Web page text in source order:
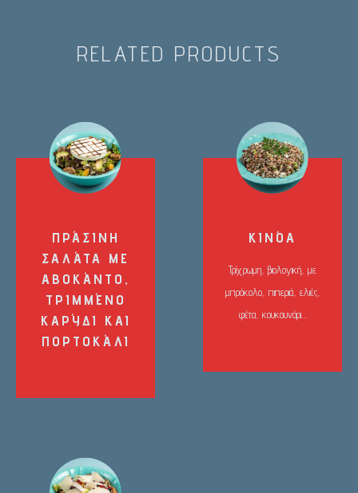
RELATED PRODUCTS
ΠΡΆΣΙΝΗ
ΣΑΛΆΤΑ ΜΕ
ΑΒΟΚΆΝΤΟ,
ΤΡΙΜΜΈΝΟ
ΚΑΡΎΔΙ ΚΑΙ
ΠΟΡΤΟΚΆΛΙ
ΚΙΝΌΑ
Τρίχρωμη, βιολογική, με
μπρόκολο, πιπεριά, ελιές,
φέτα, κουκουνάρι…